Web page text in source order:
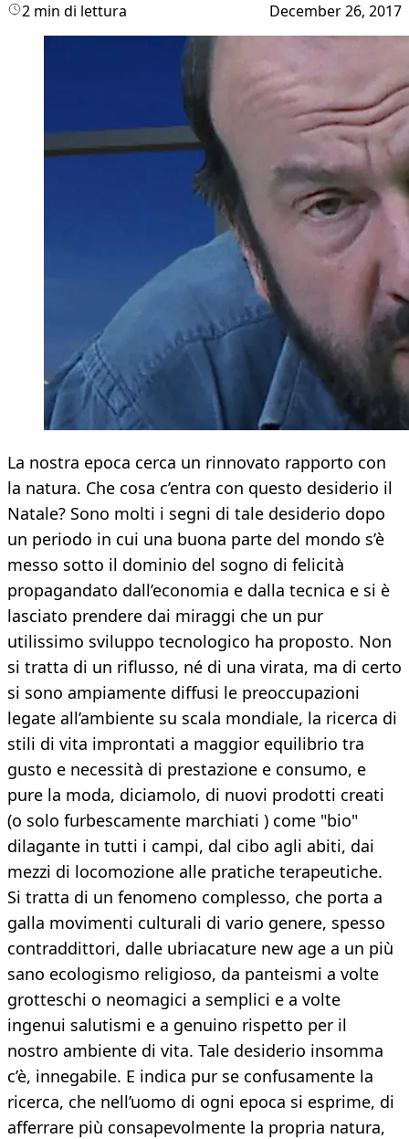
2 min di lettura December 26, 2017
La nostra epoca cerca un rinnovato rapporto con
la natura. Che cosa c’entra con questo desiderio il
Natale? Sono molti i segni di tale desiderio dopo
un periodo in cui una buona parte del mondo s’è
messo sotto il dominio del sogno di felicità
propagandato dall’economia e dalla tecnica e si è
lasciato prendere dai miraggi che un pur
utilissimo sviluppo tecnologico ha proposto. Non
si tratta di un riflusso, né di una virata, ma di certo
si sono ampiamente diffusi le preoccupazioni
legate all’ambiente su scala mondiale, la ricerca di
stili di vita improntati a maggior equilibrio tra
gusto e necessità di prestazione e consumo, e
pure la moda, diciamolo, di nuovi prodotti creati
(o solo furbescamente marchiati ) come "bio"
dilagante in tutti i campi, dal cibo agli abiti, dai
mezzi di locomozione alle pratiche terapeutiche.
Si tratta di un fenomeno complesso, che porta a
galla movimenti culturali di vario genere, spesso
contraddittori, dalle ubriacature new age a un più
sano ecologismo religioso, da panteismi a volte
grotteschi o neomagici a semplici e a volte
ingenui salutismi e a genuino rispetto per il
nostro ambiente di vita. Tale desiderio insomma
c’è, innegabile. E indica pur se confusamente la
ricerca, che nell’uomo di ogni epoca si esprime, di
afferrare più consapevolmente la propria natura,